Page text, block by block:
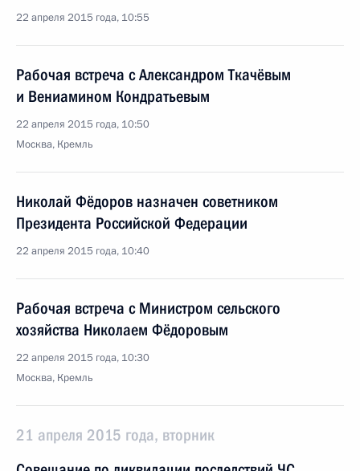
22 апреля 2015 года, 10:55
Рабочая встреча с Александром Ткачёвым
и Вениамином Кондратьевым
22 апреля 2015 года, 10:50
Москва, Кремль
Николай Фёдоров назначен советником
Президента Российской Федерации
22 апреля 2015 года, 10:40
Рабочая встреча с Министром сельского
хозяйства Николаем Фёдоровым
22 апреля 2015 года, 10:30
Москва, Кремль
21 апреля 2015 года, вторник